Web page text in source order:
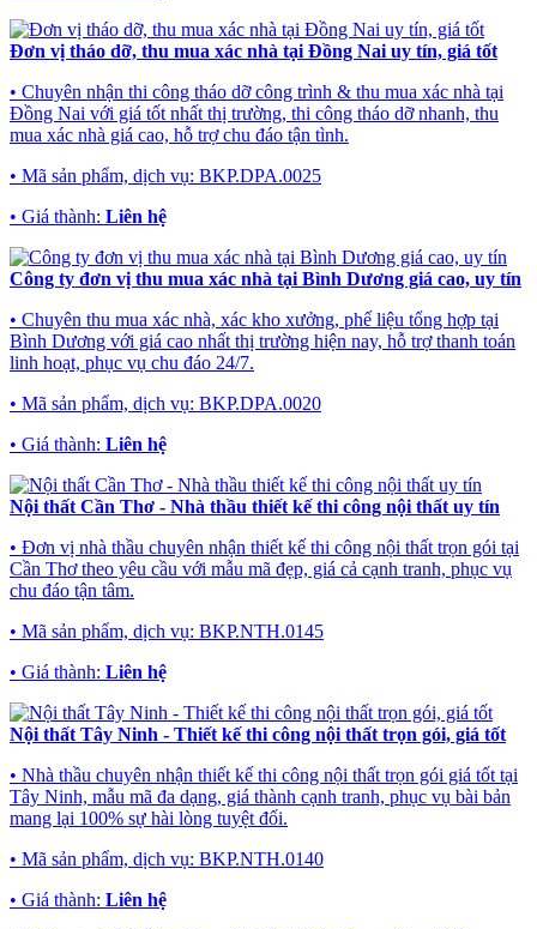
Đơn vị tháo dỡ, thu mua xác nhà tại Đồng Nai uy tín, giá tốt
• Chuyên nhận thi công tháo dỡ công trình & thu mua xác nhà tại
Đồng Nai với giá tốt nhất thị trường, thi công tháo dỡ nhanh, thu
mua xác nhà giá cao, hỗ trợ chu đáo tận tình.
• Mã sản phẩm, dịch vụ: BKP.DPA.0025
• Giá thành: Liên hệ
Công ty đơn vị thu mua xác nhà tại Bình Dương giá cao, uy tín
• Chuyên thu mua xác nhà, xác kho xưởng, phế liệu tổng hợp tại
Bình Dương với giá cao nhất thị trường hiện nay, hỗ trợ thanh toán
linh hoạt, phục vụ chu đáo 24/7.
• Mã sản phẩm, dịch vụ: BKP.DPA.0020
• Giá thành: Liên hệ
Nội thất Cần Thơ - Nhà thầu thiết kế thi công nội thất uy tín
• Đơn vị nhà thầu chuyên nhận thiết kế thi công nội thất trọn gói tại
Cần Thơ theo yêu cầu với mẫu mã đẹp, giá cả cạnh tranh, phục vụ
chu đáo tận tâm.
• Mã sản phẩm, dịch vụ: BKP.NTH.0145
• Giá thành: Liên hệ
Nội thất Tây Ninh - Thiết kế thi công nội thất trọn gói, giá tốt
• Nhà thầu chuyên nhận thiết kế thi công nội thất trọn gói giá tốt tại
Tây Ninh, mẫu mã đa dạng, giá thành cạnh tranh, phục vụ bài bản
mang lại 100% sự hài lòng tuyệt đối.
• Mã sản phẩm, dịch vụ: BKP.NTH.0140
• Giá thành: Liên hệ